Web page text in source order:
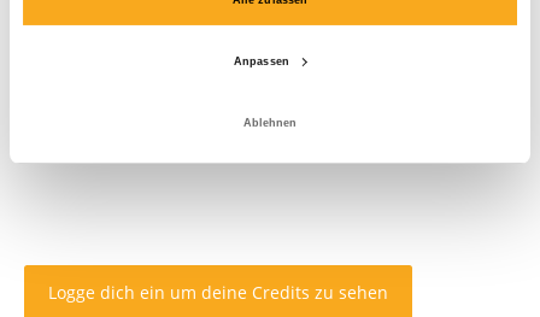
Anpassen
Ablehnen
Logge dich ein um deine Credits zu sehen